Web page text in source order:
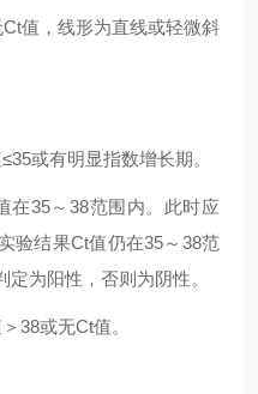
Ct值，线形为直线或轻微斜
或有明显指数增长期。
在35～38范围内。此时应
验结果Ct值仍在35～38范
为阳性，否则为阴性。
38或无Ct值。